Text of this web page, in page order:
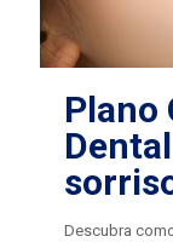
Plano
Descubra